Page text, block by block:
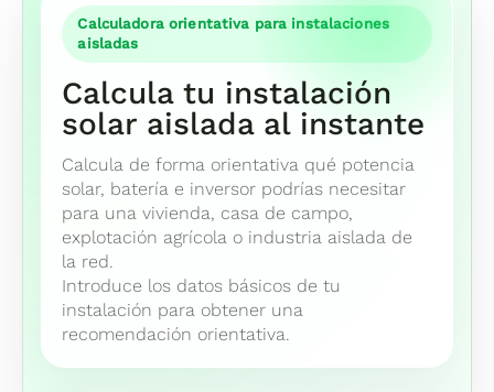
Calculadora orientativa para instalaciones
aisladas
Calcula tu instalación
solar aislada al instante
Calcula de forma orientativa qué potencia
solar, batería e inversor podrías necesitar
para una vivienda, casa de campo,
explotación agrícola o industria aislada de
la red.
Introduce los datos básicos de tu
instalación para obtener una
recomendación orientativa.